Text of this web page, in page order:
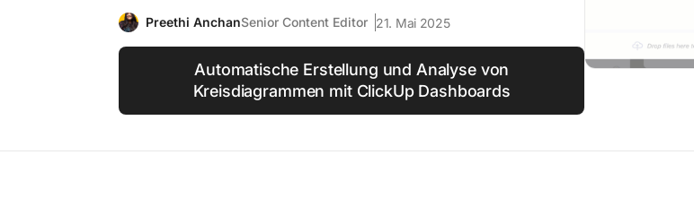
Preethi AnchanSenior Content Editor 21. Mai 2025
Automatische Erstellung und Analyse von
Kreisdiagrammen mit ClickUp Dashboards